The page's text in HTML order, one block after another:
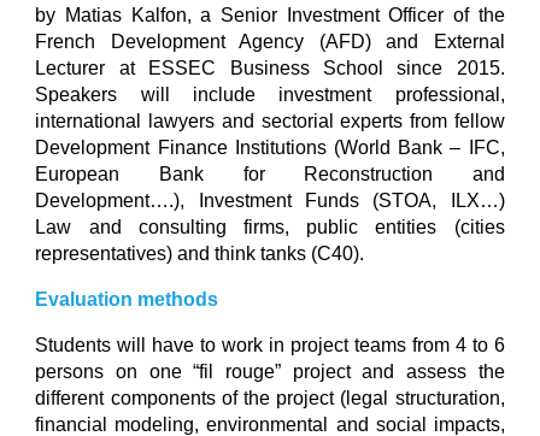
by Matias Kalfon, a Senior Investment Officer of the
French Development Agency (AFD) and External
Lecturer at ESSEC Business School since 2015.
Speakers will include investment professional,
international lawyers and sectorial experts from fellow
Development Finance Institutions (World Bank – IFC,
European Bank for Reconstruction and
Development….), Investment Funds (STOA, ILX…)
Law and consulting firms, public entities (cities
representatives) and think tanks (C40).
Evaluation methods
Students will have to work in project teams from 4 to 6
persons on one “fil rouge” project and assess the
different components of the project (legal structuration,
financial modeling, environmental and social impacts,